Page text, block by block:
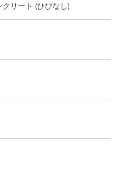
クリート (ひびなし)